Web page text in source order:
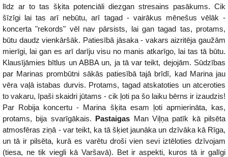
līdz ar to tas šķita potenciāli diezgan stresains pasākums. Cik
šīzīgi lai tas arī nebūtu, arī tagad - vairākus mēnešus vēlāk -
koncerta "rekords" vēl nav pārsists, lai gan tagad tas, protams,
būtu daudz vienkāršāk. Patiesībā jāsaka - vakars aizritēja gaužām
mierīgi, lai gan es arī darīju visu no manis atkarīgo, lai tas tā būtu.
Klausījāmies bītlus un ABBA un, ja tā var teikt, dejojām. Sūdzības
par Marinas prombūtni sākās patiesībā tajā brīdī, kad Marina jau
vēra vaļā istabas durvis. Protams, tagad atskatoties un atceroties
to vakaru, īpaši skaidri jūtams - cik ļoti pa šo laiku bērns ir izaudzis!
Par Robija koncertu - Marina šķita esam ļoti apmierināta, kas,
protams, bija svarīgākais. Pastaigas Man Viļņa patīk kā pilsēta
atmosfēras ziņā - var teikt, ka tā šķiet jaunāka un dzīvāka kā Rīga,
un tā ir pilsēta, kurā es varētu droši vien sevi iztēloties dzīvojam
(tiesa, ne tik viegli kā Varšavā). Bet ir aspekti, kuros tā ir galīgi